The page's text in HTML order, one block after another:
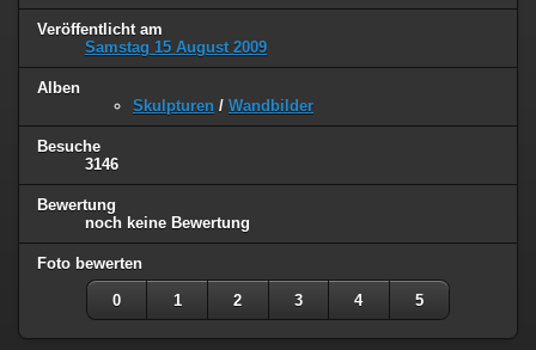
Veröffentlicht am
Samstag 15 August 2009
Alben
Skulpturen / Wandbilder
Besuche
3146
Bewertung
noch keine Bewertung
Foto bewerten
0 1 2 3 4 5